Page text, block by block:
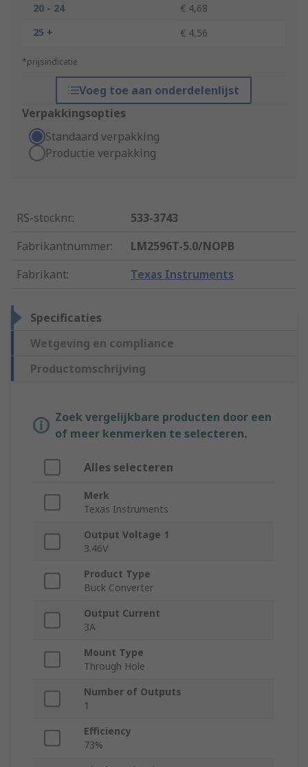
20 - 24
€ 4,68
25 +
€ 4,56
*prijsindicatie
Voeg toe aan onderdelenlijst
Verpakkingsopties
Standaard verpakking
Productie verpakking
RS-stocknr.:
533-3743
Fabrikantnummer:
LM2596T-5.0/NOPB
Fabrikant: Texas Instruments
Specificaties
Wetgeving en compliance
Productomschrijving
Zoek vergelijkbare producten door een
of meer kenmerken te selecteren.
Alles selecteren
Merk
Texas Instruments
Output Voltage 1
3.46V
Product Type
Buck Converter
Output Current
3A
Mount Type
Through Hole
Number of Outputs
1
Efficiency
73%